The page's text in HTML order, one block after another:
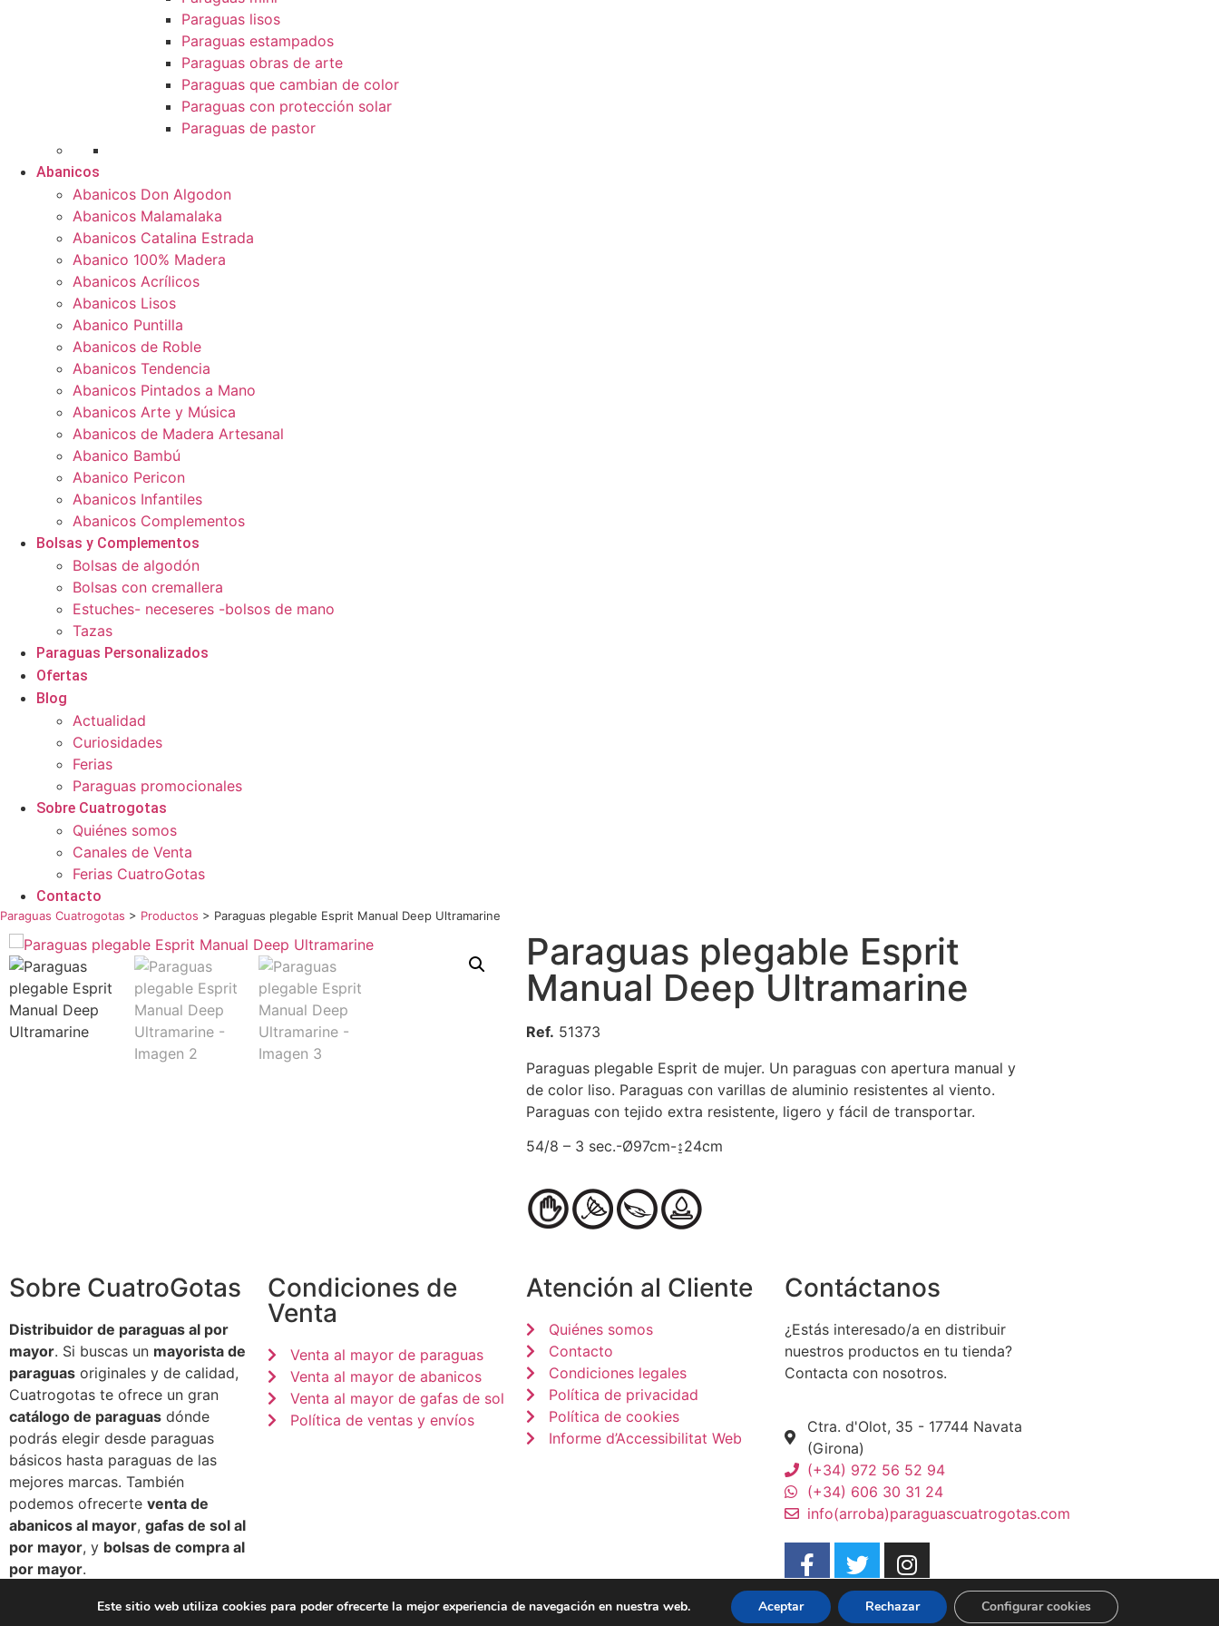
Paraguas lisos
Paraguas estampados
Paraguas obras de arte
Paraguas que cambian de color
Paraguas con protección solar
Paraguas de pastor
Abanicos
Abanicos Don Algodon
Abanicos Malamalaka
Abanicos Catalina Estrada
Abanico 100% Madera
Abanicos Acrílicos
Abanicos Lisos
Abanico Puntilla
Abanicos de Roble
Abanicos Tendencia
Abanicos Pintados a Mano
Abanicos Arte y Música
Abanicos de Madera Artesanal
Abanico Bambú
Abanico Pericon
Abanicos Infantiles
Abanicos Complementos
Bolsas y Complementos
Bolsas de algodón
Bolsas con cremallera
Estuches- neceseres -bolsos de mano
Tazas
Paraguas Personalizados
Ofertas
Blog
Actualidad
Curiosidades
Ferias
Paraguas promocionales
Sobre Cuatrogotas
Quiénes somos
Canales de Venta
Ferias CuatroGotas
Contacto
Paraguas Cuatrogotas > Productos > Paraguas plegable Esprit Manual Deep Ultramarine
Paraguas plegable Esprit
Manual Deep Ultramarine
Ref. 51373
Paraguas plegable Esprit de mujer. Un paraguas con apertura manual y
de color liso. Paraguas con varillas de aluminio resistentes al viento.
Paraguas con tejido extra resistente, ligero y fácil de transportar.
54/8 – 3 sec.-Ø97cm-↨24cm
Sobre CuatroGotas
Distribuidor de paraguas al por
mayor. Si buscas un mayorista de
paraguas originales y de calidad,
Cuatrogotas te ofrece un gran
catálogo de paraguas dónde
podrás elegir desde paraguas
básicos hasta paraguas de las
mejores marcas. También
podemos ofrecerte venta de
abanicos al mayor, gafas de sol al
por mayor, y bolsas de compra al
por mayor.
Condiciones de
Venta
Venta al mayor de paraguas
Venta al mayor de abanicos
Venta al mayor de gafas de sol
Política de ventas y envíos
Atención al Cliente
Quiénes somos
Contacto
Condiciones legales
Política de privacidad
Política de cookies
Informe d’Accessibilitat Web
Contáctanos
¿Estás interesado/a en distribuir
nuestros productos en tu tienda?
Contacta con nosotros.
Ctra. d'Olot, 35 - 17744 Navata
(Girona)
(+34) 972 56 52 94
(+34) 606 30 31 24
info(arroba)paraguascuatrogotas.com
© 2026 Paraguas CuatroGotas - All Rights Reserved
Este sitio web utiliza cookies para poder ofrecerte la mejor experiencia de navegación en nuestra web. Aceptar Rechazar Configurar cookies